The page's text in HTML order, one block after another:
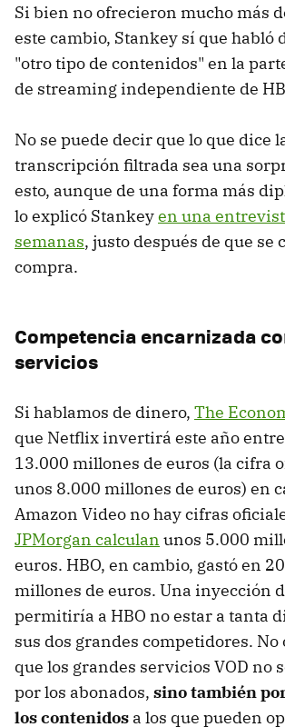
Si bien no ofrecieron mucho más
este cambio, Stankey sí que habló
"otro tipo de contenidos" en la
de streaming independiente de
No se puede decir que lo que dice
transcripción filtrada sea una
esto, aunque de una forma más
lo explicó Stankeyen una
semanas, justo después de que se
compra.
Competencia encarnizada
servicios
Si hablamos de dinero, The
que Netflix invertirá este año
13.000 millones de euros (la cifra
unos 8.000 millones de euros) en
Amazon Video no hay cifras
JPMorgan calculan unos 5.000
euros. HBO, en cambio, gastó en
millones de euros. Una inyección
permitiría a HBO no estar a tanta
sus dos grandes competidores. No
que los grandes servicios VOD no
por los abonados, sino también
los contenidos a los que pueden